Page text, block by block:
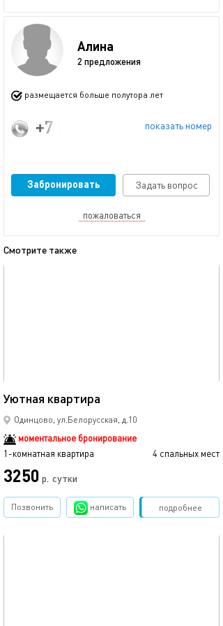
Алина
2 предложения
размещается больше полутора лет
показать номер
+7 (977) 875-04-52
Забронировать Задать вопрос
пожаловаться
Смотрите также
Уютная квартира
Одинцово, ул.Белорусская, д.10
моментальное бронирование
1-комнатная квартира
4 спальных мест
3250 р. сутки
подробнее
Позвонить написать Забронировать